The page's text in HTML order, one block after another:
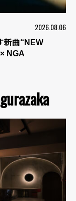
2026.08.06
新曲“NEW
NGA